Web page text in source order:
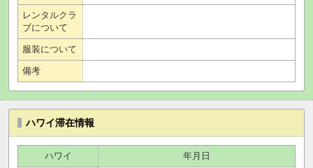
レンタルクラ
ブについて
服装について
備考
ハワイ滞在情報
ハワイ 年月日